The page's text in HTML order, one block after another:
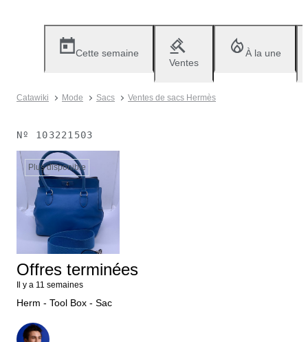
Cette semaine
Ventes
À la une
Catawiki Mode Sacs Ventes de sacs Hermès
Nº 103221503
Plus disponible
Offres terminées
Il y a 11 semaines
Herm - Tool Box - Sac